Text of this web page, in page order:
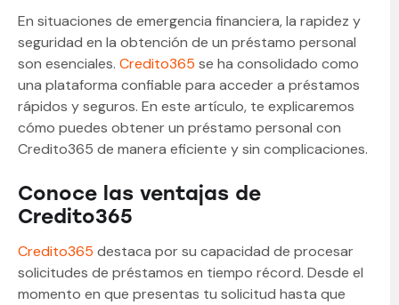
En situaciones de emergencia financiera, la rapidez y
seguridad en la obtención de un préstamo personal
son esenciales. Credito365 se ha consolidado como
una plataforma confiable para acceder a préstamos
rápidos y seguros. En este artículo, te explicaremos
cómo puedes obtener un préstamo personal con
Credito365 de manera eficiente y sin complicaciones.
Conoce las ventajas de
Credito365
Credito365 destaca por su capacidad de procesar
solicitudes de préstamos en tiempo récord. Desde el
momento en que presentas tu solicitud hasta que